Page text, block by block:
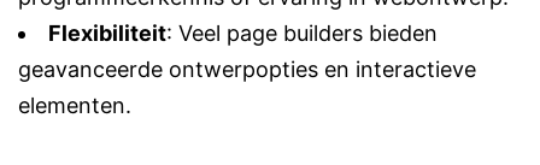
Flexibiliteit: Veel page builders bieden
geavanceerde ontwerpopties en interactieve
elementen.